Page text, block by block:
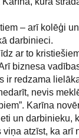
– arī kolēģi
darbinieci.
ar to
biznesa
ir redzama
nevis
Karīna
un darbinieku,
atzīst, ka arī